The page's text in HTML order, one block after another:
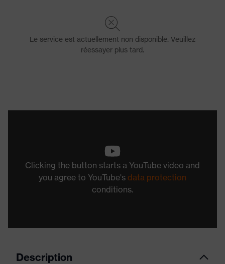
Clicking the button starts a YouTube video and
you agree to YouTube's data protection
conditions.
Description